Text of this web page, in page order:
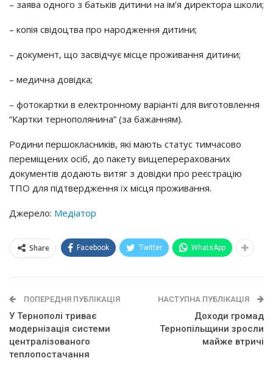
– заява одного з батьків дитини на ім’я директора школи;
– копія свідоцтва про народження дитини;
– документ, що засвідчує місце проживання дитини;
– медична довідка;
– фотокартки в електронному варіанті для виготовлення
“Картки тернополянина” (за бажанням).
Родини першокласників, які мають статус тимчасово
переміщених осіб, до пакету вищеперерахованих
документів додають витяг з довідки про реєстрацію
ТПО для підтвердження їх місця проживання.
Джерело: Медіатор
Share Facebook Twitter WhatsApp
ПОПЕРЕДНЯ ПУБЛІКАЦІЯ
У Тернополі триває
модернізація системи
централізованого
теплопостачання
НАСТУПНА ПУБЛІКАЦІЯ
Доходи громад
Тернопільщини зросли
майже втричі